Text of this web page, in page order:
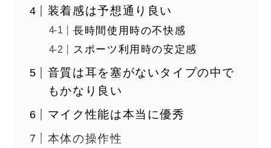
装着感は予想通り良い
長時間使用時の不快感
スポーツ利用時の安定感
音質は耳を塞がないタイプの中で
もかなり良い
マイク性能は本当に優秀
本体の操作性